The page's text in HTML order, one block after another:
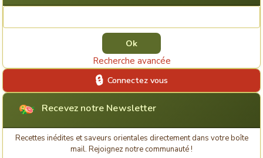
Recherche avancée
Connectez vous
Recevez notre Newsletter
Recettes inédites et saveurs orientales directement dans votre boîte
mail. Rejoignez notre communauté !